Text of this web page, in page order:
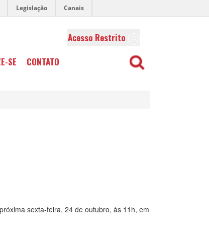
Legislação Canais
SE CONTATO
Acesso Restrito
sexta-feira, 24 de outubro, às 11h, em